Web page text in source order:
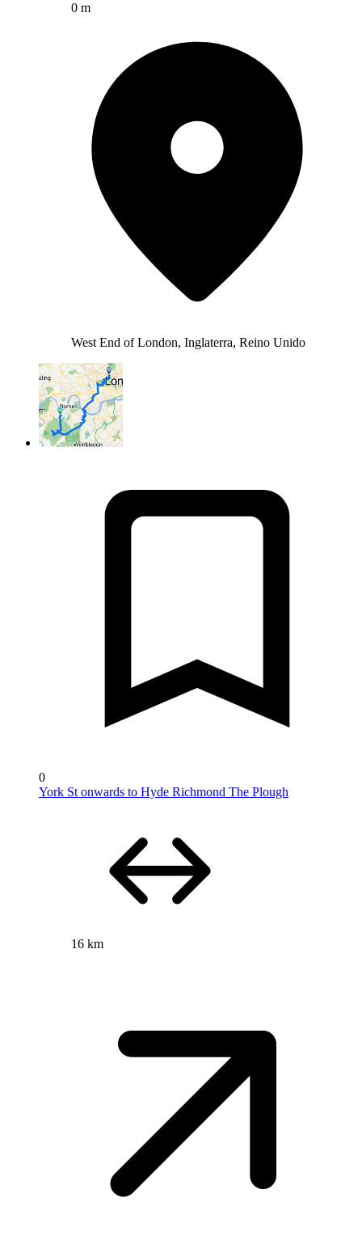
0 m
West End of London, Inglaterra, Reino Unido
0
York St onwards to Hyde Richmond The Plough
16 km